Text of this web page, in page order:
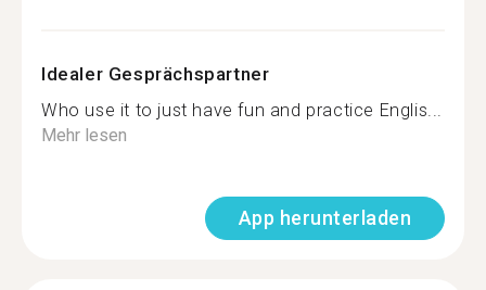
Idealer Gesprächspartner
Who use it to just have fun and practice Englis...
Mehr lesen
App herunterladen